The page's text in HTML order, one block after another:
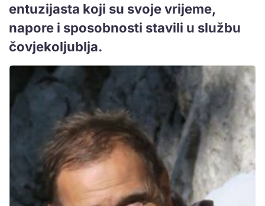
entuzijasta koji su svoje vrijeme,
napore i sposobnosti stavili u službu
čovjekoljublja.